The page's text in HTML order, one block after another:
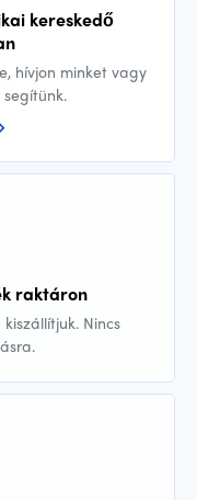
kereskedő
hívjon minket vagy
raktáron
Nincs